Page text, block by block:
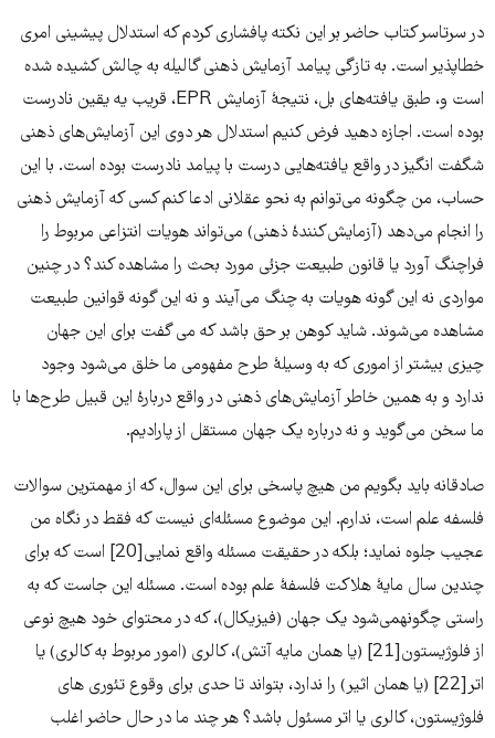
در سرتاسر کتاب حاضر بر این نکته پافشاری کردم که استدلال پیشینی امری
خطاپذیر است. به تازگی پیامد آزمایش ذهنی گالیله به چالش کشیده شده
است و، طبق یافته‌‌‌های بل، نتیجۀ آزمایش EPR، قریب یه یقین نادرست
بوده است. اجازه دهید فرض کنیم استدلال هر دوی این آزمایش‌های ذهنی
شگفت انگیز در واقع یافته‌‌‌هایی درست با پیامد نادرست بوده است. با این
حساب، من چگونه می‌‌‌توانم به نحو عقلانی ادعا کنم کسی که آزمایش ذهنی
را انجام می‌‌‌دهد (آزمایش‌‌‌کنندۀ ذهنی) می‌‌‌تواند هویات انتزاعی مربوط را
فراچنگ آورد یا قانون طبیعت جزئی مورد بحث را مشاهده کند؟ در چنین
مواردی نه این گونه هویات به چنگ می‌‌‌آیند و نه این گونه قوانین طبیعت
مشاهده می‌‌‌شوند. شاید کوهن بر حق باشد که می گفت برای این جهان
چیزی بیشتر از اموری که به وسیلۀ طرح مفهومی ما خلق می‌‌‌شود وجود
ندارد و به همین خاطر آزمایش‌‌‌های ذهنی در واقع دربارۀ این قبیل طرح‌ها با
ما سخن می‌‌‌گوید و نه درباره یک جهان مستقل از پارادیم.
صادقانه باید بگویم من هیچ پاسخی برای این سوال، که از مهمترین سوالات
فلسفه علم است، ندارم. این موضوع مسئله‌‌‌ای نیست که فقط در نگاه من
عجیب جلوه نماید؛ بلکه در حقیقت مسئله واقع نمایی[20] است که برای
چندین سال مایۀ هلاکت فلسفۀ علم بوده است. مسئله این جاست که به
راستی چگونهمی‌‌‌شود یک جهان (فیزیکال)، که در محتوای خود هیچ نوعی
از فلوژیستون[21] (یا همان مایه آتش)، کالری (امور مربوط به کالری) یا
اتر[22] (یا همان اثیر) را ندارد، بتواند تا حدی برای وقوع تئوری های
فلوژیستون، کالری یا اتر مسئول باشد؟ هر چند ما در حال حاضر اغلب